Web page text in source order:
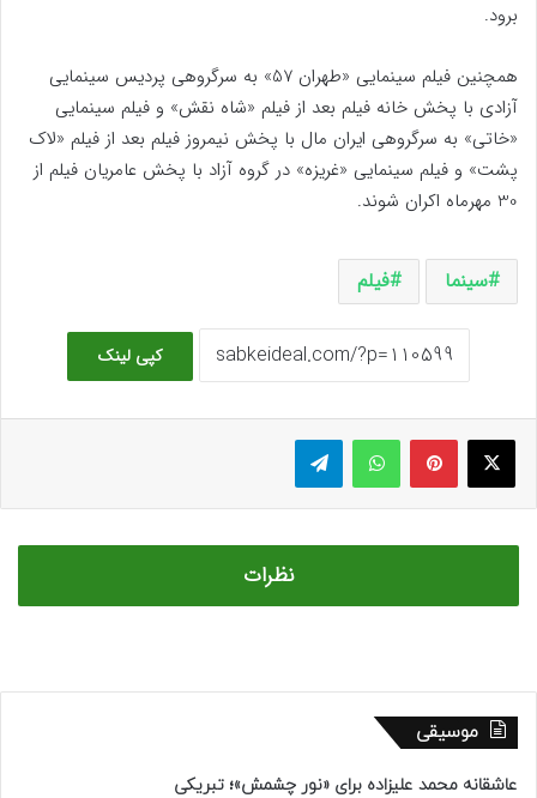
برود.
همچنین فیلم سینمایی «طهران 57» به سرگروهی پردیس سینمایی
آزادی با پخش خانه فیلم بعد از فیلم «شاه نقش» و فیلم سینمایی
«خاتی» به سرگروهی ایران مال با پخش نیمروز فیلم بعد از فیلم «لاک
پشت» و فیلم سینمایی «غریزه» در گروه آزاد با پخش عامریان فیلم از
30 مهرماه اکران شوند.
سینما فیلم
کپی لینک
ایکس پینتریستواتس آپ تلگرام
نظرات
موسیقی
عاشقانه محمد علیزاده برای «نور چشمش»؛ تبریکی